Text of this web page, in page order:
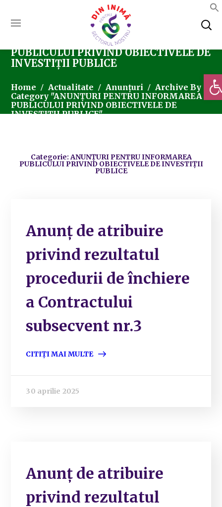
ANUNȚURI PENTRU INFORMAREA
PUBLICULUI PRIVIND OBIECTIVELE DE
INVESTIȚII PUBLICE
Home Actualitate Anunțuri
Archive By
Category "ANUNȚURI PENTRU INFORMAREA
PUBLICULUI PRIVIND OBIECTIVELE DE
INVESTIȚII PUBLICE"
Categorie: ANUNȚURI PENTRU INFORMAREA
PUBLICULUI PRIVIND OBIECTIVELE DE INVESTIȚII
PUBLICE
Anunț de atribuire
privind rezultatul
procedurii de închiere
a Contractului
subsecvent nr.3
CITIȚI MAI MULTE
30 aprilie 2025
Anunț de atribuire
privind rezultatul